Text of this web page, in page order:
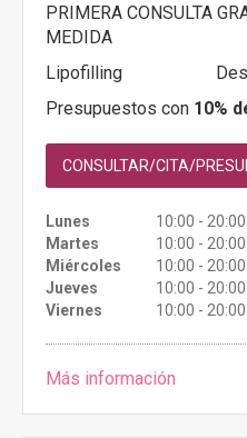
PRIMERA CONSULTA
MEDIDA
Lipofilling
Presupuestos con 10%
CONSULTAR/CITA/
Lunes
10:00 -
Martes
10:00 -
Miércoles
10:00 -
Jueves
10:00 -
Viernes
10:00 -
Más información